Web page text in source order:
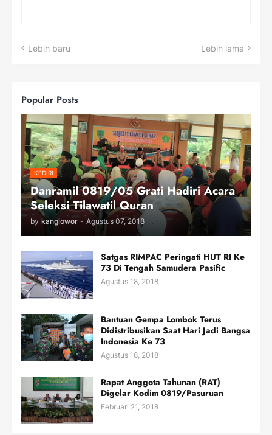
Lebih baru Lebih lama
Popular Posts
KEDIRI
Danramil 0819/05 Grati Hadiri Acara
Seleksi Tilawatil Quran
by kanglowor - Agustus 07, 2018
Satgas RIMPAC Peringati HUT RI Ke
73 Di Tengah Samudera Pasific
Agustus 18, 2018
Bantuan Gempa Lombok Terus
Didistribusikan Saat Hari Jadi Bangsa
Indonesia Ke 73
Agustus 18, 2018
Rapat Anggota Tahunan (RAT)
Digelar Kodim 0819/Pasuruan
Februari 21, 2018